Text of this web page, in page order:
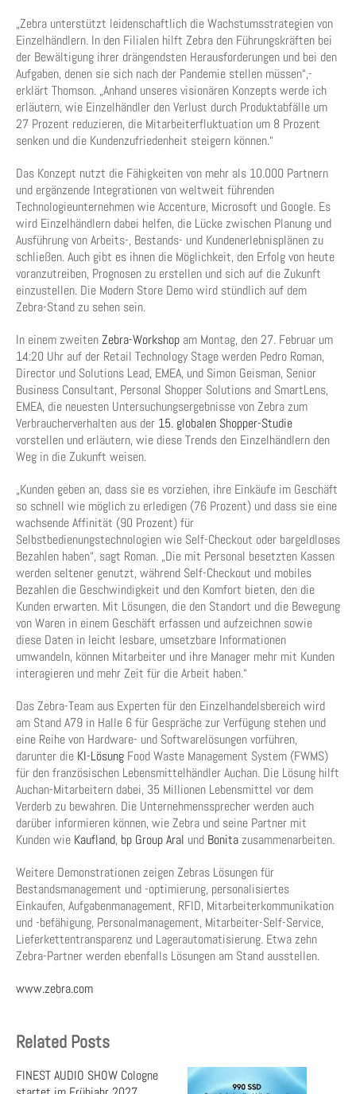
„Zebra unterstützt leidenschaftlich die Wachstumsstrategien von
Einzelhändlern. In den Filialen hilft Zebra den Führungskräften bei
der Bewältigung ihrer drängendsten Herausforderungen und bei den
Aufgaben, denen sie sich nach der Pandemie stellen müssen“,­
erklärt Thomson. „Anhand unseres visionären Konzepts werde ich
erläutern, wie Einzelhändler den Verlust durch Produktabfälle um
27 Prozent reduzieren, die Mitarbeiterfluktuation um 8 Prozent
senken und die Kundenzufriedenheit steigern können.“
Das Konzept nutzt die Fähigkeiten von mehr als 10.000 Partnern
und ergänzende Integrationen von weltweit führenden
Technologieunternehmen wie Accenture, Microsoft und Google. Es
wird Einzelhändlern dabei helfen, die Lücke zwischen Planung und
Ausführung von Arbeits-, Bestands- und Kundenerlebnisplänen zu
schließen. Auch gibt es ihnen die Möglichkeit, den Erfolg von heute
voranzutreiben, Prognosen zu erstellen und sich auf die Zukunft
einzustellen. Die Modern Store Demo wird stündlich auf dem
Zebra-Stand zu sehen sein.
In einem zweitenZebra-Workshop am Montag, den 27. Februar um
14:20 Uhr auf der Retail Technology Stage werden Pedro Roman,
Director und Solutions Lead, EMEA, und Simon Geisman, Senior
Business Consultant, Personal Shopper Solutions and SmartLens,
EMEA, die neuesten Untersuchungsergebnisse von Zebra zum
Verbraucherverhalten aus der 15. globalen Shopper-Studie
vorstellen und erläutern, wie diese Trends den Einzelhändlern den
Weg in die Zukunft weisen.
„Kunden geben an, dass sie es vorziehen, ihre Einkäufe im Geschäft
so schnell wie möglich zu erledigen (76 Prozent) und dass sie eine
wachsende Affinität (90 Prozent) für
Selbstbedienungstechnologien wie Self-Checkout oder bargeldloses
Bezahlen haben“, sagt Roman. „Die mit Personal besetzten Kassen
werden seltener genutzt, während Self-Checkout und mobiles
Bezahlen die Geschwindigkeit und den Komfort bieten, den die
Kunden erwarten. Mit Lösungen, die den Standort und die Bewegung
von Waren in einem Geschäft erfassen und aufzeichnen sowie
diese Daten in leicht lesbare, umsetzbare Informationen
umwandeln, können Mitarbeiter und ihre Manager mehr mit Kunden
interagieren und mehr Zeit für die Arbeit haben.“
Das Zebra-Team aus Experten für den Einzelhandelsbereich wird
am Stand A79 in Halle 6 für Gespräche zur Verfügung stehen und
eine Reihe von Hardware- und Softwarelösungen vorführen,
darunter die KI-Lösung Food Waste Management System (FWMS)
für den französischen Lebensmittelhändler Auchan. Die Lösung hilft
Auchan-Mitarbeitern dabei, 35 Millionen Lebensmittel vor dem
Verderb zu bewahren. Die Unternehmenssprecher werden auch
darüber informieren können, wie Zebra und seine Partner mit
Kunden wie Kaufland, bp Group Aral und Bonitazusammenarbeiten.
Weitere Demonstrationen zeigen Zebras Lösungen für
Bestandsmanagement und -optimierung, personalisiertes
Einkaufen, Aufgabenmanagement, RFID, Mitarbeiterkommunikation
und -befähigung, Personalmanagement, Mitarbeiter-Self-Service,
Lieferkettentransparenz und Lagerautomatisierung. Etwa zehn
Zebra-Partner werden ebenfalls Lösungen am­ Stand ausstellen.
www.zebra.com
Related Posts
FINEST AUDIO SHOW Cologne